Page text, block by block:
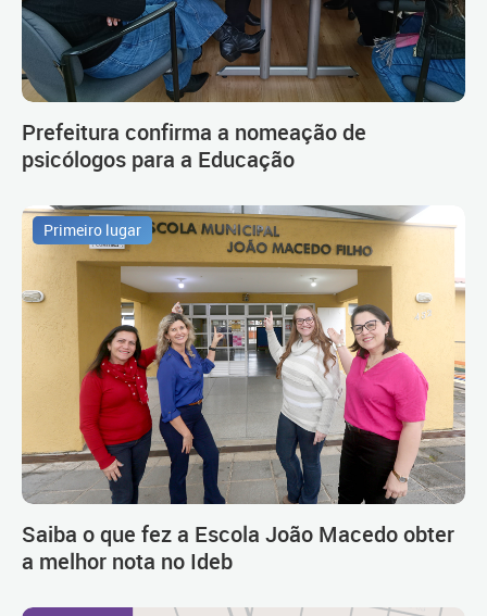
Prefeitura confirma a nomeação de
psicólogos para a Educação
Primeiro lugar
Saiba o que fez a Escola João Macedo obter
a melhor nota no Ideb